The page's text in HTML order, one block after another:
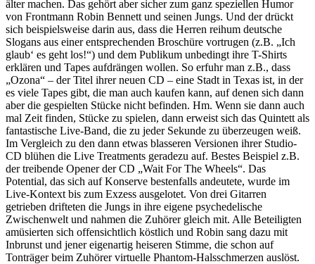
älter machen. Das gehört aber sicher zum ganz speziellen Humor
von Frontmann Robin Bennett und seinen Jungs. Und der drückt
sich beispielsweise darin aus, dass die Herren reihum deutsche
Slogans aus einer entsprechenden Broschüre vortrugen (z.B. „Ich
glaub‘ es geht los!“) und dem Publikum unbedingt ihre T-Shirts
erklären und Tapes aufdrängen wollen. So erfuhr man z.B., dass
„Ozona“ – der Titel ihrer neuen CD – eine Stadt in Texas ist, in der
es viele Tapes gibt, die man auch kaufen kann, auf denen sich dann
aber die gespielten Stücke nicht befinden. Hm. Wenn sie dann auch
mal Zeit finden, Stücke zu spielen, dann erweist sich das Quintett als
fantastische Live-Band, die zu jeder Sekunde zu überzeugen weiß.
Im Vergleich zu den dann etwas blasseren Versionen ihrer Studio-
CD blühen die Live Treatments geradezu auf. Bestes Beispiel z.B.
der treibende Opener der CD „Wait For The Wheels“. Das
Potential, das sich auf Konserve bestenfalls andeutete, wurde im
Live-Kontext bis zum Exzess ausgelotet. Von drei Gitarren
getrieben drifteten die Jungs in ihre eigene psychedelische
Zwischenwelt und nahmen die Zuhörer gleich mit. Alle Beteiligten
amüsierten sich offensichtlich köstlich und Robin sang dazu mit
Inbrunst und jener eigenartig heiseren Stimme, die schon auf
Tonträger beim Zuhörer virtuelle Phantom-Halsschmerzen auslöst.